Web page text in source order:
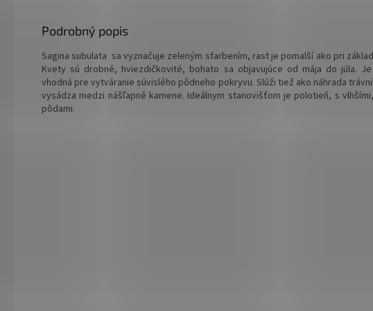
porastov.
pôdami.
Podrobný popis
Sagina subulata sa vyznačuje zeleným sfarbením, rast je pomalší ako pri
Kvety sú drobné, hviezdičkovité, bohato sa objavujúce od mája do júla.
vhodná pre vytváranie súvislého pôdneho pokryvu. Slúži tiež ako náhrada
vysádza medzi nášľapné kamene. Ideálnym stanovišťom je polotieň, s
pôdami.